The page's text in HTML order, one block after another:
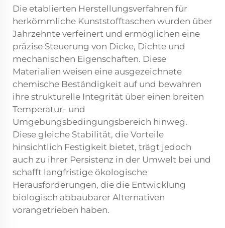
Die etablierten Herstellungsverfahren für
herkömmliche Kunststofftaschen wurden über
Jahrzehnte verfeinert und ermöglichen eine
präzise Steuerung von Dicke, Dichte und
mechanischen Eigenschaften. Diese
Materialien weisen eine ausgezeichnete
chemische Beständigkeit auf und bewahren
ihre strukturelle Integrität über einen breiten
Temperatur- und
Umgebungsbedingungsbereich hinweg.
Diese gleiche Stabilität, die Vorteile
hinsichtlich Festigkeit bietet, trägt jedoch
auch zu ihrer Persistenz in der Umwelt bei und
schafft langfristige ökologische
Herausforderungen, die die Entwicklung
biologisch abbaubarer Alternativen
vorangetrieben haben.